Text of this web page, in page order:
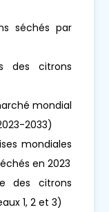
séchés par
des citrons
mondial
2033)
mondiales
en 2023
des citrons
1, 2 et 3)